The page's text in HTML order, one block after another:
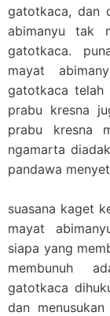
gatotkaca, dan
abimanyu tak
gatotkaca.
mayat
gatotkaca telah
prabu kresna
prabu kresna
ngamarta
pandawa
suasana kaget
mayat
siapa yang
membunuh
gatotkaca
dan